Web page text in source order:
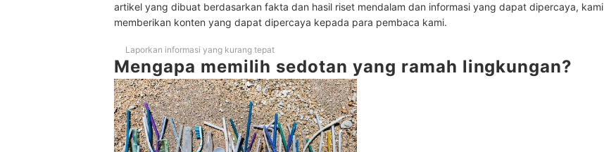
artikel yang dibuat berdasarkan fakta dan hasil riset mendalam dan informasi yang dapat dipercaya, kami
memberikan konten yang dapat dipercaya kepada para pembaca kami.
Laporkan informasi yang kurang tepat
Mengapa memilih sedotan yang ramah lingkungan?